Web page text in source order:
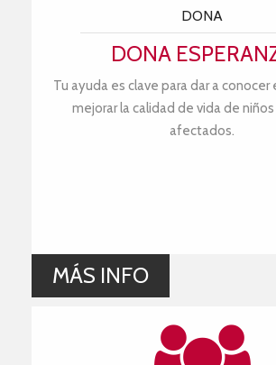
DONA
DONA
Tu ayuda es clave para dar a conocer
mejorar la calidad de vida de
afectados.
MÁS INFO